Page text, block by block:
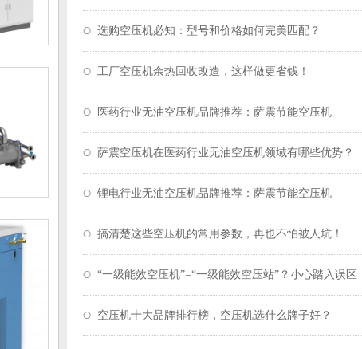
选购空压机必知：型号和价格如何完美匹配？
工厂空压机余热回收改造，这样做更省钱！
医药行业无油空压机品牌推荐：萨震节能空压机
萨震空压机在医药行业无油空压机领域有哪些优势？
锂电行业无油空压机品牌推荐：萨震节能空压机
搞清楚这些空压机的常用参数，再也不怕被人坑！
“一级能效空压机”=“一级能效空压站”？小心踏入误区
空压机十大品牌排行榜，空压机选什么牌子好？